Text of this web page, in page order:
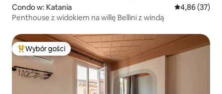
Condo w: Katania Średnia
4,86 (37)
Penthouse z widokiem na willę Bellini z windą
Najpopularniejsze z kategorii Wybór gości
Wybór gości